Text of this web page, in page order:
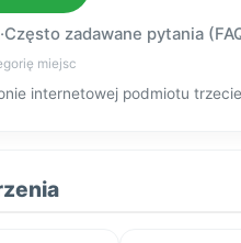
·Często zadawane pytania
miejsc
internetowej podmiotu